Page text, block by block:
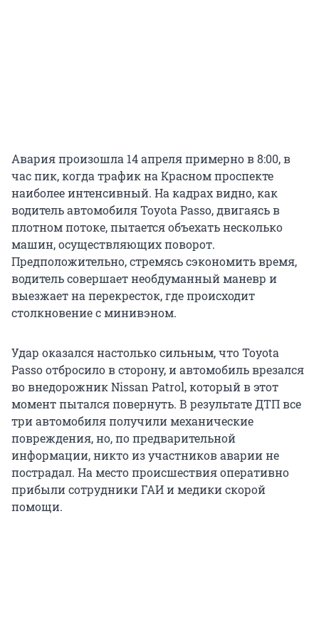
Авария произошла 14 апреля примерно в 8:00, в
час пик, когда трафик на Красном проспекте
наиболее интенсивный. На кадрах видно, как
водитель автомобиля Toyota Passo, двигаясь в
плотном потоке, пытается объехать несколько
машин, осуществляющих поворот.
Предположительно, стремясь сэкономить время,
водитель совершает необдуманный маневр и
выезжает на перекресток, где происходит
столкновение с минивэном.
Удар оказался настолько сильным, что Toyota
Passo отбросило в сторону, и автомобиль врезался
во внедорожник Nissan Patrol, который в этот
момент пытался повернуть. В результате ДТП все
три автомобиля получили механические
повреждения, но, по предварительной
информации, никто из участников аварии не
пострадал. На место происшествия оперативно
прибыли сотрудники ГАИ и медики скорой
помощи.